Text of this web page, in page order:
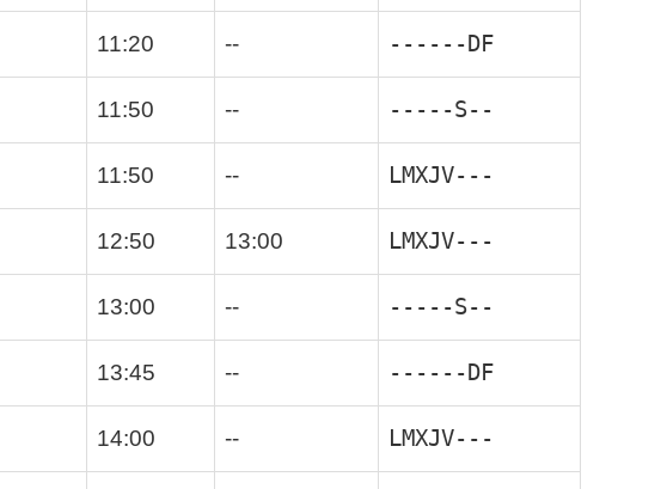
11:20 -- ------DF
11:50 -- -----S--
11:50 -- LMXJV---
12:50 13:00 LMXJV---
13:00 -- -----S--
13:45 -- ------DF
14:00 -- LMXJV---